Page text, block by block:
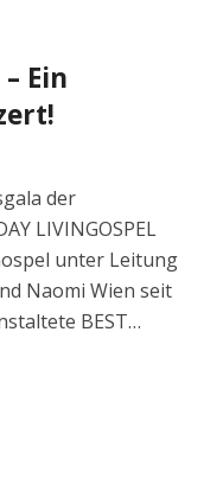
Ein
der
LIVINGOSPEL
unter Leitung
Naomi Wien seit
BEST…